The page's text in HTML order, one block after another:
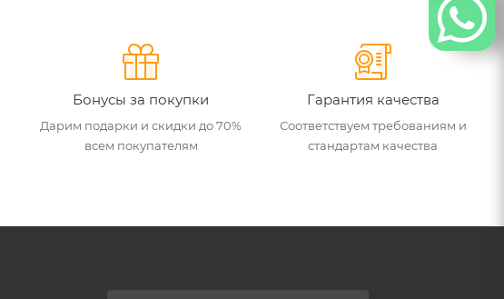
Бонусы за покупки
Дарим подарки и скидки до 70%
всем покупателям
Гарантия качества
Соответствуем требованиям и
стандартам качества